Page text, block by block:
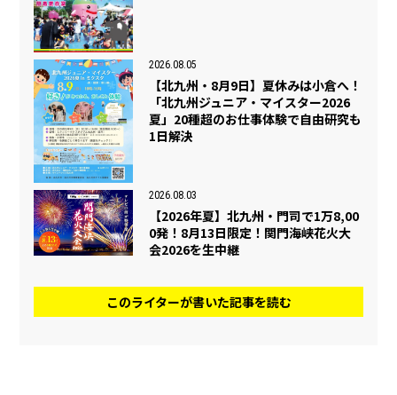
2026.08.05
【北九州・8月9日】夏休みは小倉へ！
「北九州ジュニア・マイスター2026
夏」20種超のお仕事体験で自由研究も
1日解決
2026.08.03
【2026年夏】北九州・門司で1万8,00
0発！8月13日限定！関門海峡花火大
会2026を生中継
このライターが書いた記事を読む